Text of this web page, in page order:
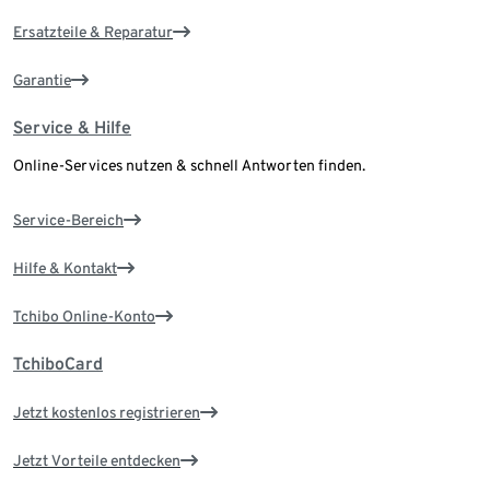
Ersatzteile & Reparatur
Garantie
Service & Hilfe
Online-Services nutzen & schnell Antworten finden.
Service-Bereich
Hilfe & Kontakt
Tchibo Online-Konto
TchiboCard
Jetzt kostenlos registrieren
Jetzt Vorteile entdecken